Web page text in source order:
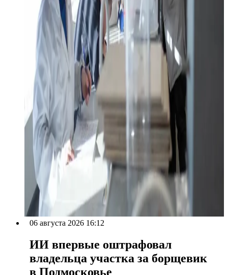
06 августа 2026 16:12
ИИ впервые оштрафовал
владельца участка за борщевик
в Подмосковье